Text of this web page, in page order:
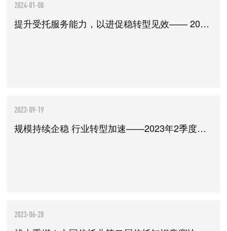
2024-01-08
提升受托服务能力，以进促稳转型见效—— 2023年3季度中国信托业发展评析
2023-09-19
规模持续企稳 行业转型加速——2023年2季度中国信托业发展评析
2023-06-28